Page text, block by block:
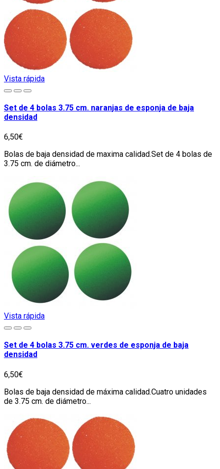
Vista rápida
Set de 4 bolas 3.75 cm. naranjas de esponja de baja
densidad
6,50€
Bolas de baja densidad de maxima calidad.Set de 4 bolas de
3.75 cm. de diámetro...
Vista rápida
Set de 4 bolas 3.75 cm. verdes de esponja de baja
densidad
6,50€
Bolas de baja densidad de máxima calidad.Cuatro unidades
de 3.75 cm. de diámetro...